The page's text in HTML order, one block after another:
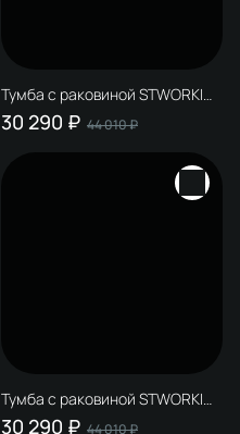
Тумба с раковиной STWORKI
Авила 120 R с раковиной Авила
черный мрамор
30 290 ₽ 44 010 ₽
Тумба с раковиной STWORKI
Авила 120 R с раковиной Авила
30 290 ₽ 44 010 ₽